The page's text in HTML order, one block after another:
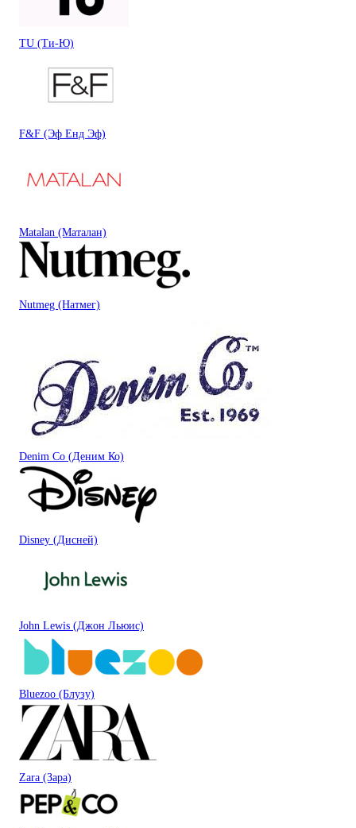
TU (Ти-Ю)
F&F (Эф Енд Эф)
Matalan (Маталан)
Nutmeg (Натмег)
Denim Co (Деним Ко)
Disney (Дисней)
John Lewis (Джон Льюис)
Bluezoo (Блузу)
Zara (Зара)